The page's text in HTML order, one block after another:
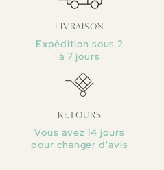
LIVRAISON
Expédition sous 2
à 7 jours
RETOURS
Vous avez 14 jours
pour changer d'avis